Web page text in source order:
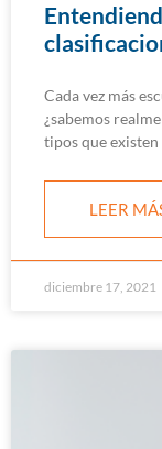
Cada vez más
¿sabemos
tipos que existen
LEER
diciembre 17, 2021